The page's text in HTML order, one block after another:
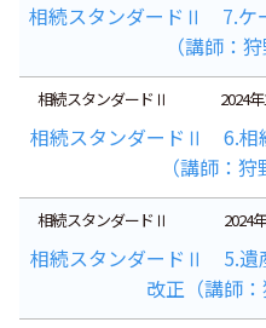
相続スタンダードⅡ 7.ケ
（講師：
相続スタンダードⅡ 2024
相続スタンダードⅡ 6.相
（講師：
相続スタンダードⅡ 2024
相続スタンダードⅡ 5.遺
改正（講師